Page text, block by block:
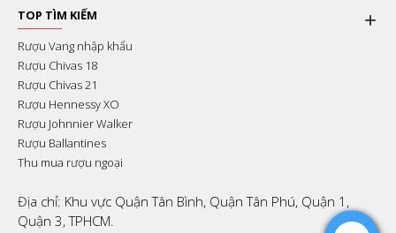
TOP TÌM KIẾM
Rượu Vang nhập khẩu
Rượu Chivas 18
Rượu Chivas 21
Rượu Hennessy XO
Rượu Johnnier Walker
Rượu Ballantines
Thu mua rượu ngoại
Địa chỉ: Khu vực Quận Tân Bình, Quận Tân Phú, Quận 1,
Quận 3, TPHCM.